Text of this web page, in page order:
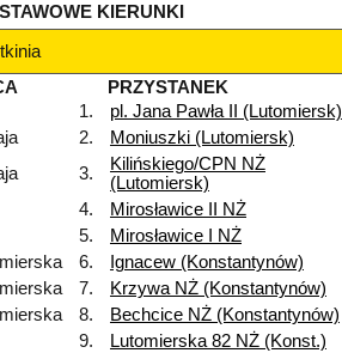
KIERUNKI
PRZYSTANEK
1.
pl. Jana Pawła II (Lutomiersk)
2.
Moniuszki (Lutomiersk)
3.
Kilińskiego/CPN NŻ
(Lutomiersk)
4.
Mirosławice II NŻ
5.
Mirosławice I NŻ
6.
Ignacew (Konstantynów)
7.
Krzywa NŻ (Konstantynów)
8.
Bechcice NŻ (Konstantynów)
9.
Lutomierska 82 NŻ (Konst.)